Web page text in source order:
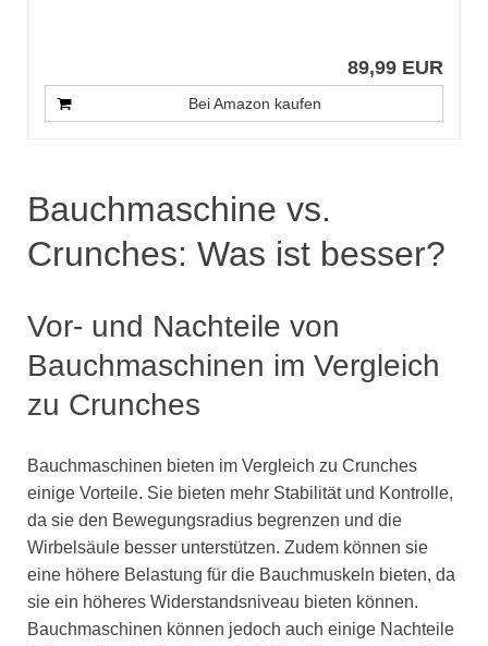
89,99 EUR
Bei Amazon kaufen
Bauchmaschine vs.
Crunches: Was ist besser?
Vor- und Nachteile von
Bauchmaschinen im Vergleich
zu Crunches
Bauchmaschinen bieten im Vergleich zu Crunches
einige Vorteile. Sie bieten mehr Stabilität und Kontrolle,
da sie den Bewegungsradius begrenzen und die
Wirbelsäule besser unterstützen. Zudem können sie
eine höhere Belastung für die Bauchmuskeln bieten, da
sie ein höheres Widerstandsniveau bieten können.
Bauchmaschinen können jedoch auch einige Nachteile